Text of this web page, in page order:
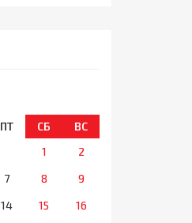
ПТ СБ
ВС
1
2
7 8
9
14 15
16